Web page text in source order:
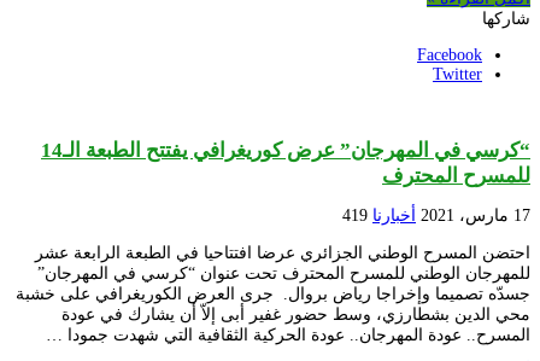
شاركها
Facebook
Twitter
“كرسي في المهرجان” عرض كوريغرافي يفتتح الطبعة الـ14
للمسرح المحترف
17 مارس، 2021 أخبارنا 419
احتضن المسرح الوطني الجزائري عرضا افتتاحيا في الطبعة الرابعة عشر
للمهرجان الوطني للمسرح المحترف تحت عنوان “كرسي في المهرجان”
جسدّه تصميما وإخراجا رياض بروال. جرى العرض الكوريغرافي على خشبة
محي الدين بشطارزي، وسط حضور غفير أبى إلاّ أن يشارك في عودة
المسرح.. عودة المهرجان.. عودة الحركية الثقافية التي شهدت جمودا …